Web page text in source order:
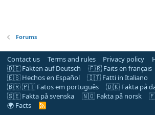
Forums
Contact us Terms and rules Privacy policy
🇩🇪 Fakten auf Deutsch
🇫🇷 Faits en français
🇪🇸 Hechos en Español
🇮🇹 Fatti in Italiano
🇧🇷 🇵🇹 Fatos em português
🇩🇰 Fakta på
🇸🇪 Fakta på svenska
🇳🇴 Fakta på norsk
🌍 Facts
R